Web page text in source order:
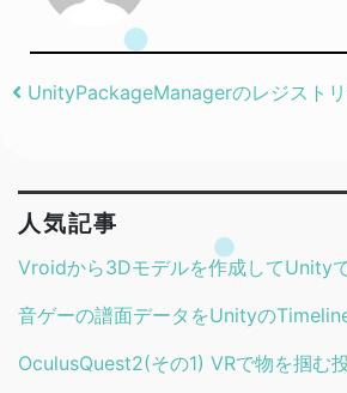
Post navigation
UnityPackageManagerのレジスト
人気記事
Vroidから3Dモデルを作成してUnity
音ゲーの譜面データをUnityの
OculusQuest2(その1) VRで物を掴む